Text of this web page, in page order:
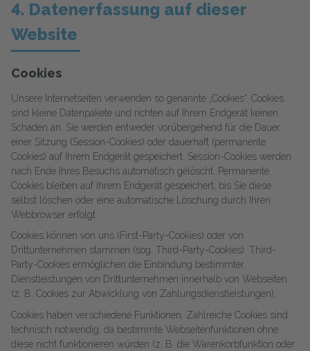
4. Datenerfassung auf dieser
Website
Cookies
Unsere Internetseiten verwenden so genannte „Cookies“. Cookies
sind kleine Datenpakete und richten auf Ihrem Endgerät keinen
Schaden an. Sie werden entweder vorübergehend für die Dauer
einer Sitzung (Session-Cookies) oder dauerhaft (permanente
Cookies) auf Ihrem Endgerät gespeichert. Session-Cookies werden
nach Ende Ihres Besuchs automatisch gelöscht. Permanente
Cookies bleiben auf Ihrem Endgerät gespeichert, bis Sie diese
selbst löschen oder eine automatische Löschung durch Ihren
Webbrowser erfolgt.
Cookies können von uns (First-Party-Cookies) oder von
Drittunternehmen stammen (sog. Third-Party-Cookies). Third-
Party-Cookies ermöglichen die Einbindung bestimmter
Dienstleistungen von Drittunternehmen innerhalb von Webseiten
(z. B. Cookies zur Abwicklung von Zahlungsdienstleistungen).
Cookies haben verschiedene Funktionen. Zahlreiche Cookies sind
technisch notwendig, da bestimmte Webseitenfunktionen ohne
diese nicht funktionieren würden (z. B. die Warenkorbfunktion oder